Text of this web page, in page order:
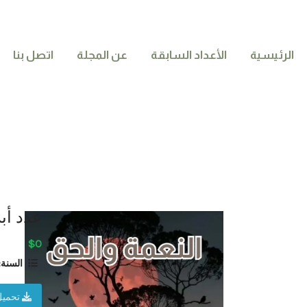
الرئيسية الأعداد السابقة عن المجلة اتصل بنا
عدد
$0